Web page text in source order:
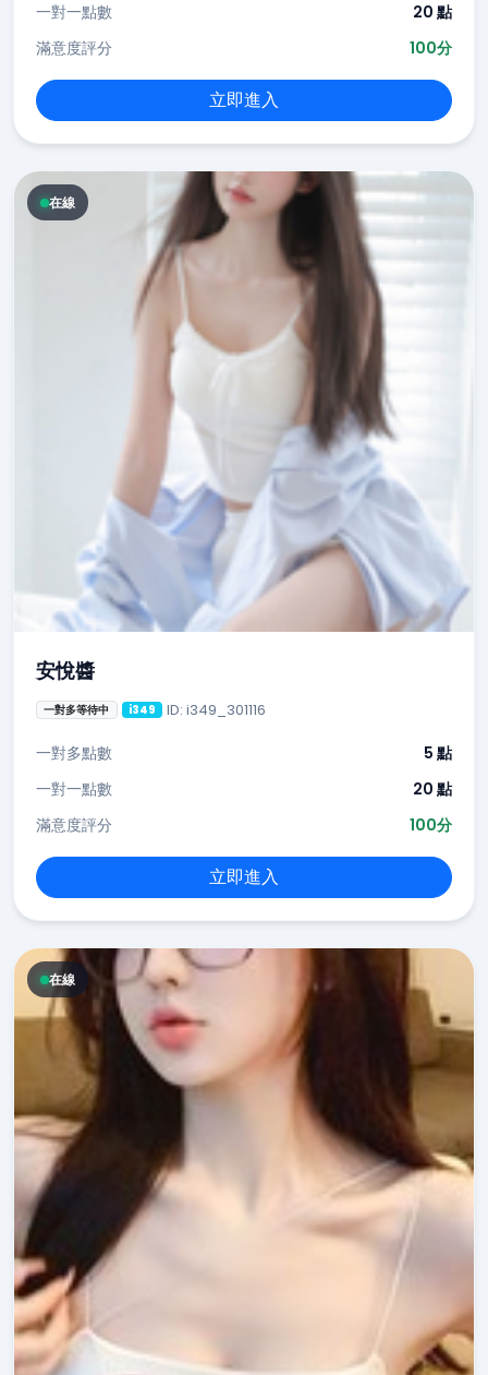
一對一點數
20 點
滿意度評分
100分
立即進入
在線
安悅醬
一對多等待中 i349 ID: i349_301116
一對多點數
5 點
一對一點數
20 點
滿意度評分
100分
立即進入
在線